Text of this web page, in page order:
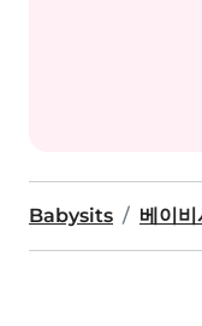
Babysits 베이비